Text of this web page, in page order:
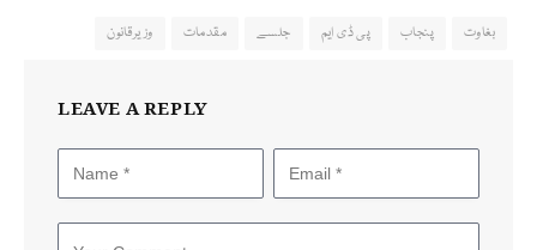
بغاوت پنجاب پی ڈی ایم جلسے مقدمات وزیرقانون
LEAVE A REPLY